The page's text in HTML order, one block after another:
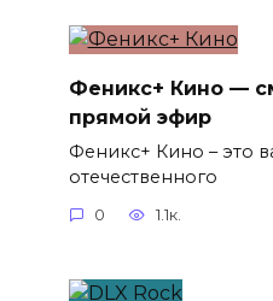
Феникс+ Кино —
прямой эфир
Феникс+ Кино – это
отечественного
0 1.1к.